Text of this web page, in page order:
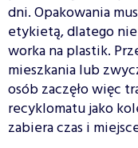
dni. Opakowania
etykietą, dlatego
worka na plastik.
mieszkania lub
osób zaczęło więc
recyklomatu jako
zabiera czas i